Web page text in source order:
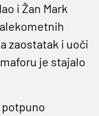
i Žan Mark
zaostatak i uoči
je stajalo